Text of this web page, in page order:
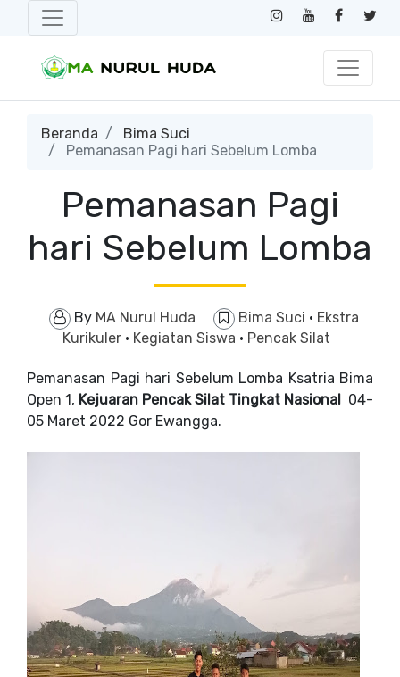
Beranda
Bima Suci
Pemanasan Pagi hari Sebelum Lomba
Pemanasan Pagi
hari Sebelum Lomba
By MA Nurul Huda Bima Suci · Ekstra
Kurikuler · Kegiatan Siswa · Pencak Silat
Pemanasan Pagi hari Sebelum Lomba Ksatria Bima
Open 1, Kejuaran Pencak Silat Tingkat Nasional 04-
05 Maret 2022 Gor Ewangga.